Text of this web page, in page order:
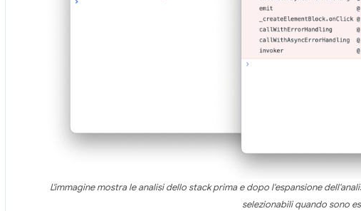
L'immagine mostra le analisi dello stack prima e dopo l'espansione
selezionabili quando sono